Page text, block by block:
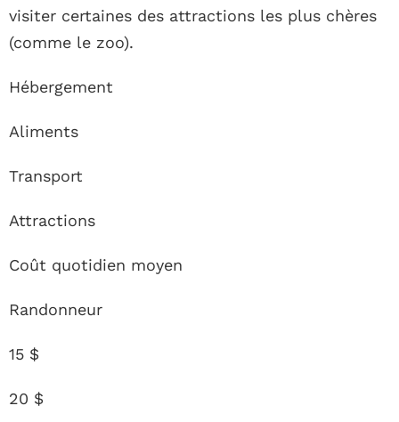
visiter certaines des attractions les plus chères
(comme le zoo).
Hébergement
Aliments
Transport
Attractions
Coût quotidien moyen
Randonneur
15 $
20 $